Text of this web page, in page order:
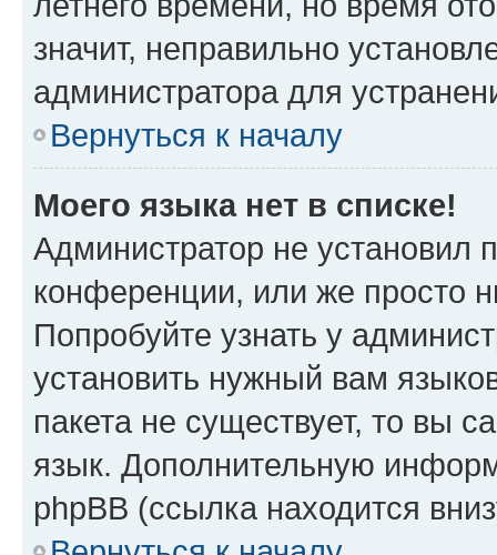
значит, неправильно
администратора для
Вернуться к началу
Моего языка нет в списке!
Администратор не установил
конференции, или же просто
Попробуйте узнать у
установить нужный вам
пакета не существует, то вы
язык. Дополнительную
phpBB (ссылка находится